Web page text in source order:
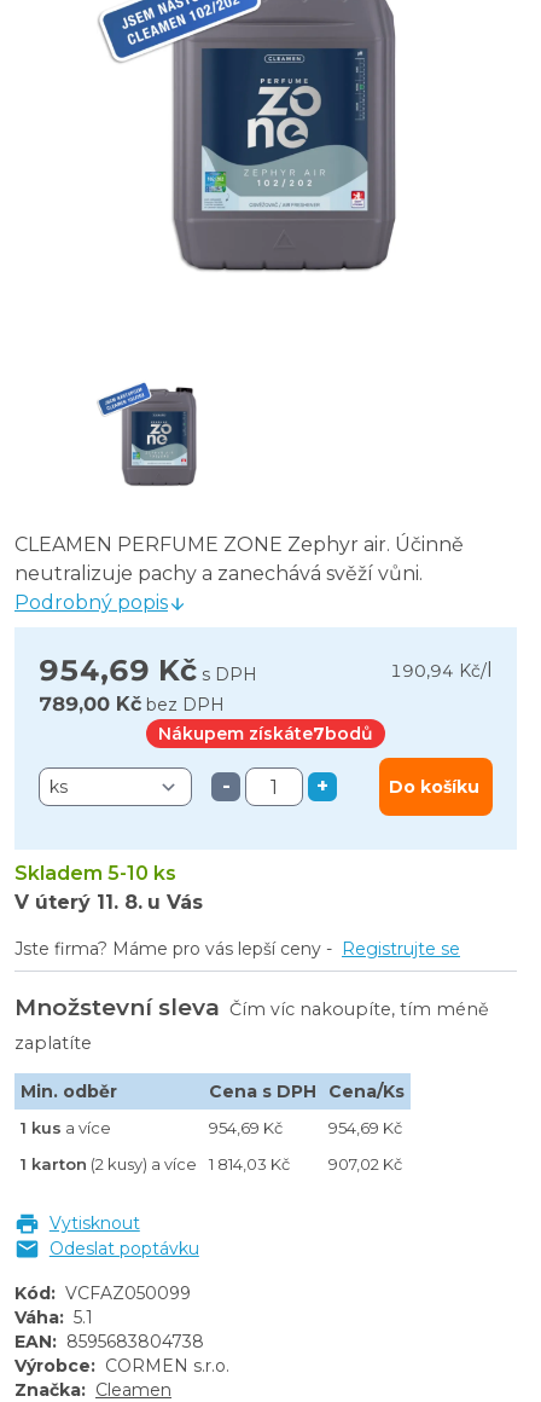
CLEAMEN PERFUME ZONE Zephyr air. Účinně
neutralizuje pachy a zanechává svěží vůni.
Podrobný popis
954,69 Kč s DPH 190,94 Kč/
789,00 Kč bez DPH
Nákupem získáte7bodů
- + Do košíku
Skladem 5-10 ks
V úterý 11. 8. u Vás
Jste firma? Máme pro vás lepší ceny - Registrujte se
Množstevní sleva Čím víc nakoupíte, tím méně
zaplatíte
Min. odběr Cena s DPH Cena/Ks
1 kus a více 954,69 Kč
954,69 Kč
1 karton (2 kusy) a více 1 814,03 Kč 907,02 Kč
Vytisknout
Odeslat poptávku
Kód: VCFAZ050099
Váha: 5.1
EAN: 8595683804738
Výrobce: CORMEN s.r.o.
Značka: Cleamen